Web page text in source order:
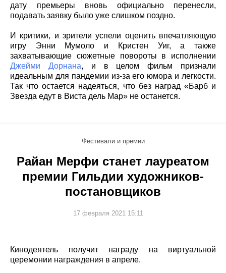
дату премьеры вновь официально перенесли,
подавать заявку было уже слишком поздно.
И критики, и зрители успели оценить впечатляющую
игру Энни Мумоло и Кристен Уиг, а также
захватывающие сюжетные повороты в исполнении
Джейми Дорнана, и в целом фильм признали
идеальным для пандемии из-за его юмора и легкости.
Так что остается надеяться, что без наград «Барб и
Звезда едут в Виста дель Мар» не останется.
Фестивали и премии
Райан Мерфи станет лауреатом
премии Гильдии художников-
постановщиков
17 февраля 2021 15:11
Кинодеятель получит награду на виртуальной
церемонии награждения в апреле.